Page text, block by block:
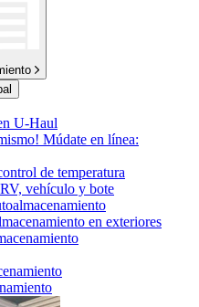
U-Haul
Múdate en línea:
de temperatura
vehículo y bote
en exteriores